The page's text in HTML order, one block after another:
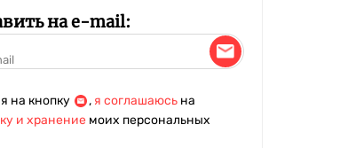
на e-mail:
на кнопку , я соглашаюсь на
и хранение моих персональных